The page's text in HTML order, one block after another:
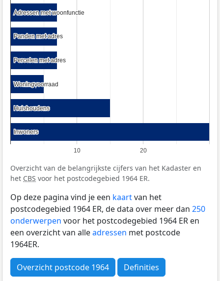
10 20
Adressen met woonfunctie
Adressen met woonfunctie
Panden met adres
Panden met adres
Percelen met adres
Percelen met adres
Woningvoorraad
Woningvoorraad
Huishoudens
Huishoudens
Inwoners
Inwoners
Overzicht van de belangrijkste cijfers van het Kadaster en
het CBS voor het postcodegebied 1964 ER.
Op deze pagina vind je een kaartvan het
postcodegebied 1964 ER, de data over meer dan 250
onderwerpen voor het postcodegebied 1964 ER en
een overzicht van alleadressen met postcode
1964ER.
Overzicht postcode 1964 Definities